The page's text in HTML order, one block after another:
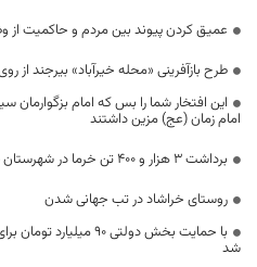
عمیق کردن پیوند بین مردم و حاکمیت از
طرح بازآفرینی «محله خیرآباد» بیرجند از
این افتخار شما را بس که امام بزگوارمان
امام زمان (عج) مزین داشتند
برداشت ۳ هزار و ۴۰۰ ‌تن خرما‌ در شهرستان طبس
روستای خراشاد در تب جهانی شدن
با حمایت بخش دولتی ۹۰
شد